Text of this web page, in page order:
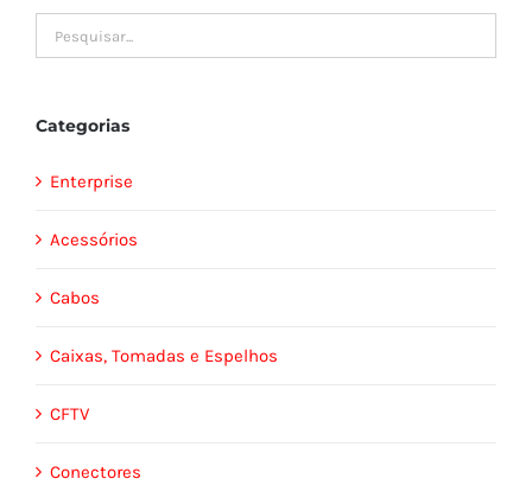
Categorias
Enterprise
Acessórios
Cabos
Caixas, Tomadas e Espelhos
CFTV
Conectores